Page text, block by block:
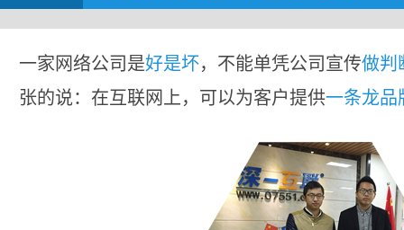
一家网络公司是好是坏，不能单凭公司宣传做判
张的说：在互联网上，可以为客户提供一条龙品